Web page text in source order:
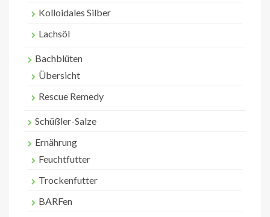
Kolloidales Silber
Lachsöl
Bachblüten
Übersicht
Rescue Remedy
Schüßler-Salze
Ernährung
Feuchtfutter
Trockenfutter
BARFen